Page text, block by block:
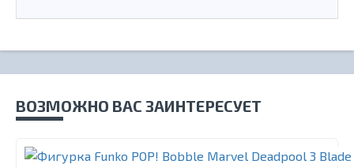
ВОЗМОЖНО ВАС ЗАИНТЕРЕСУЕТ